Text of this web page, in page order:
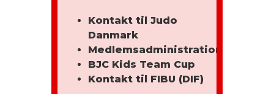
Kontakt til Judo
Danmark
Medlemsadministration
BJC Kids Team Cup
Kontakt til FIBU (DIF)